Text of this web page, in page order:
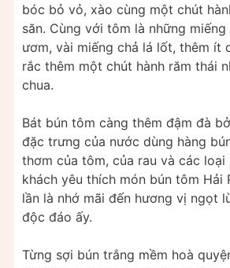
bóc bỏ vỏ, xào cùng một chút
săn. Cùng với tôm là những
ươm, vài miếng chả lá lốt, thêm ít
rắc thêm một chút hành răm thái
chua.
Bát bún tôm càng thêm đậm đà
đặc trưng của nước dùng hàng
thơm của tôm, của rau và các loại
khách yêu thích món bún tôm Hải
lần là nhớ mãi đến hương vị ngọt
độc đáo ấy.
Từng sợi bún trắng mềm hoà